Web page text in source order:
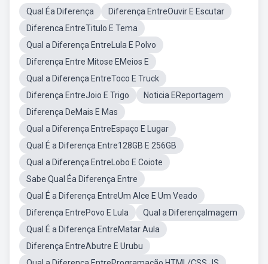
Qual Éa Diferença
Diferença EntreOuvir E Escutar
Diferenca EntreTitulo E Tema
Qual a Diferença EntreLula E Polvo
Diferença Entre Mitose EMeios E
Qual a Diferença EntreToco E Truck
Diferença EntreJoio E Trigo
Noticia EReportagem
Diferença DeMais E Mas
Qual a Diferença EntreEspaço E Lugar
Qual É a Diferença Entre128GB E 256GB
Qual a Diferença EntreLobo E Coiote
Sabe Qual Éa Diferença Entre
Qual É a Diferença EntreUm Alce E Um Veado
Diferença EntrePovo E Lula
Qual a DiferençaImagem
Qual É a Diferença EntreMatar Aula
Diferença EntreAbutre E Urubu